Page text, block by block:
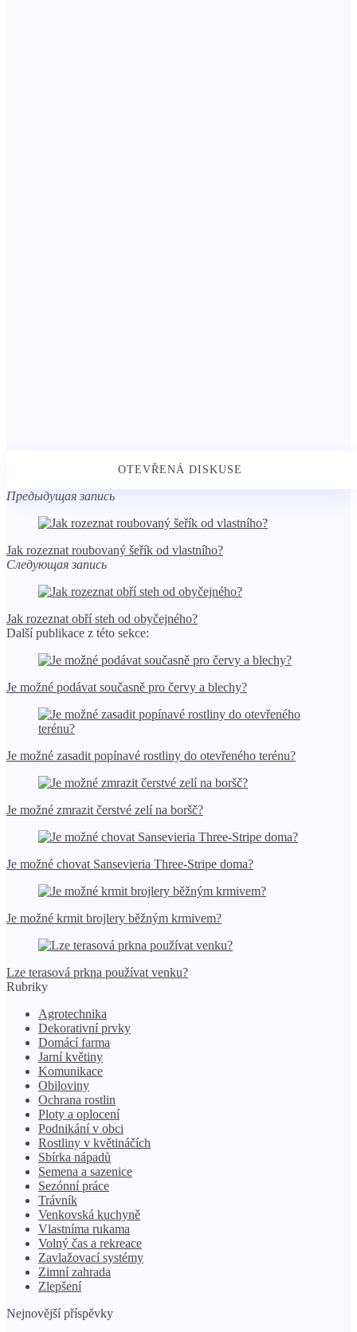
Предыдущая запись
Jak rozeznat roubovaný šeřík od vlastního?
Следующая запись
Jak rozeznat obří steh od obyčejného?
Další publikace z této sekce:
Je možné podávat současně pro červy a blechy?
Je možné zasadit popínavé rostliny do otevřeného terénu?
Je možné zmrazit čerstvé zelí na boršč?
Je možné chovat Sansevieria Three-Stripe doma?
Je možné krmit brojlery běžným krmivem?
Lze terasová prkna používat venku?
Rubriky
Agrotechnika
Dekorativní prvky
Domácí farma
Jarní květiny
Komunikace
Obiloviny
Ochrana rostlin
Ploty a oplocení
Podnikání v obci
Rostliny v květináčích
Sbírka nápadů
Semena a sazenice
Sezónní práce
Trávník
Venkovská kuchyně
Vlastníma rukama
Volný čas a rekreace
Zavlažovací systémy
Zimní zahrada
Zlepšení
Nejnovější příspěvky